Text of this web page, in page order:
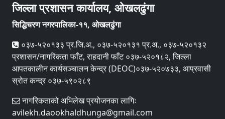
जिल्ला प्रशासन कार्यालय, ओखलढुंगा
सिद्धिचरण नगरपालिका-११, ओखलढुंगा
०३७-५२०१३३ प्र.जि.अ., ०३७-५२०१३१ प्र.अ., ०३७-५२०१३२
प्रशासन/नागरिकता फाँट, राहदानी फाँट ०३७-५२०१८२, जिल्ला
आपतकालीन कार्यसञ्‍चालन केन्द्र (DEOC)०३७-५२०७३३, आप्रवासी
स्रोत कन्द्र ०३७-५९०२८९
नागरिकताको अभिलेख प्रयोजनका लागिः
avilekh.daookhaldhunga@gmail.com